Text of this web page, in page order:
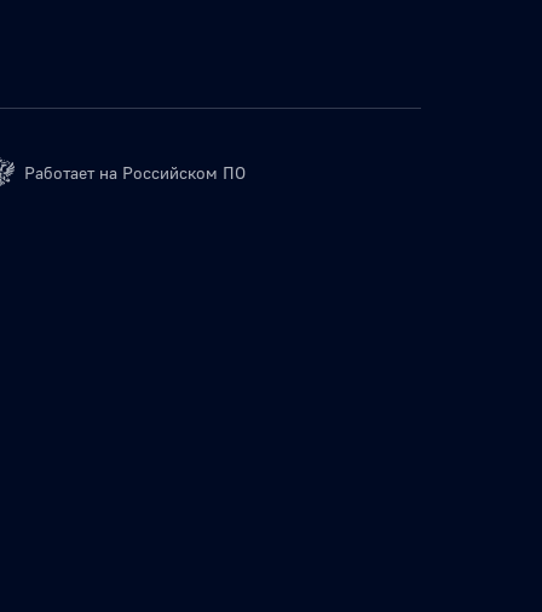
Работает на Российском ПО